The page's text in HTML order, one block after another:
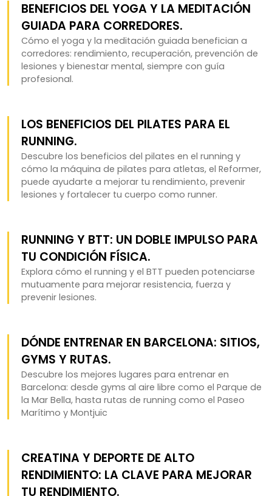
BENEFICIOS DEL YOGA Y LA MEDITACIÓN
GUIADA PARA CORREDORES.
Cómo el yoga y la meditación guiada benefician a
corredores: rendimiento, recuperación, prevención de
lesiones y bienestar mental, siempre con guía
profesional.
LOS BENEFICIOS DEL PILATES PARA EL
RUNNING.
Descubre los beneficios del pilates en el running y
cómo la máquina de pilates para atletas, el Reformer,
puede ayudarte a mejorar tu rendimiento, prevenir
lesiones y fortalecer tu cuerpo como runner.
RUNNING Y BTT: UN DOBLE IMPULSO PARA
TU CONDICIÓN FÍSICA.
Explora cómo el running y el BTT pueden potenciarse
mutuamente para mejorar resistencia, fuerza y
prevenir lesiones.
DÓNDE ENTRENAR EN BARCELONA: SITIOS,
GYMS Y RUTAS.
Descubre los mejores lugares para entrenar en
Barcelona: desde gyms al aire libre como el Parque de
la Mar Bella, hasta rutas de running como el Paseo
Marítimo y Montjuïc
CREATINA Y DEPORTE DE ALTO
RENDIMIENTO: LA CLAVE PARA MEJORAR
TU RENDIMIENTO.